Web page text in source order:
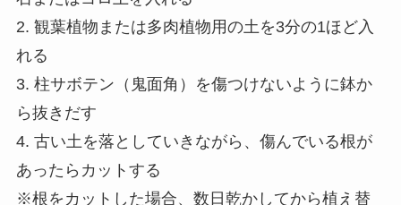
2. 観葉植物または多肉植物用の土を3分の1ほど入
れる
3. 柱サボテン（鬼面角）を傷つけないように鉢か
ら抜きだす
4. 古い土を落としていきながら、傷んでいる根が
あったらカットする
※根をカットした場合、数日乾かしてから植え替